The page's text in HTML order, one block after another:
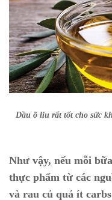
Dầu ô liu rất tốt cho sức
Như vậy, nếu mỗi
thực phẩm từ các
và rau củ quả ít